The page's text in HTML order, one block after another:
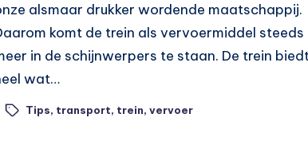
alsmaar drukker wordende maatschappij.
komt de trein als vervoermiddel steeds
in de schijnwerpers te staan. De trein
wat…
Tips, transport, trein, vervoer